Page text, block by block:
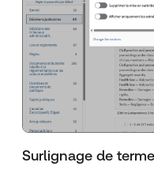
Surlignage de